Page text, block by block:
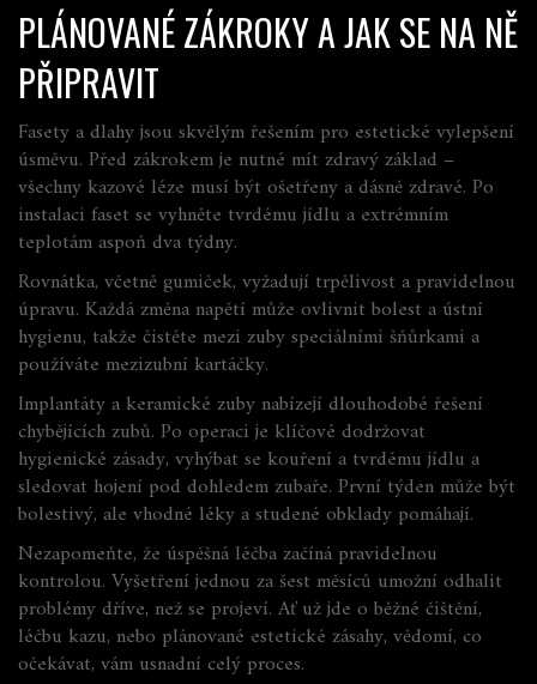
PLÁNOVANÉ ZÁKROKY A JAK SE NA NĚ
PŘIPRAVIT
Fasety a dlahy jsou skvělým řešením pro estetické vylepšení
úsměvu. Před zákrokem je nutné mít zdravý základ –
všechny kazové léze musí být ošetřeny a dásně zdravé. Po
instalaci faset se vyhněte tvrdému jídlu a extrémním
teplotám aspoň dva týdny.
Rovnátka, včetně gumiček, vyžadují trpělivost a pravidelnou
úpravu. Každá změna napětí může ovlivnit bolest a ústní
hygienu, takže čistěte mezi zuby speciálními šňůrkami a
používáte mezizubní kartáčky.
Implantáty a keramické zuby nabízejí dlouhodobé řešení
chybějících zubů. Po operaci je klíčové dodržovat
hygienické zásady, vyhýbat se kouření a tvrdému jídlu a
sledovat hojení pod dohledem zubaře. První týden může být
bolestivý, ale vhodné léky a studené obklady pomáhají.
Nezapomeňte, že úspěšná léčba začíná pravidelnou
kontrolou. Vyšetření jednou za šest měsíců umožní odhalit
problémy dříve, než se projeví. Ať už jde o běžné čištění,
léčbu kazu, nebo plánované estetické zásahy, vědomí, co
očekávat, vám usnadní celý proces.